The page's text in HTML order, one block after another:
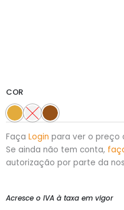
COR
Faça Login para ver o preço
Se ainda não tem conta,
autorização por parte da
Acresce o IVA à taxa em vigor